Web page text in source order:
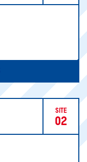
SITE
02